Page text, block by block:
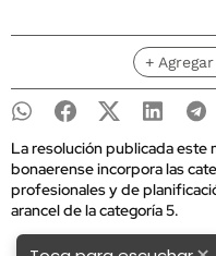
+
La resolución publicada este
bonaerense incorpora las
profesionales y de
arancel de la categoría 5.